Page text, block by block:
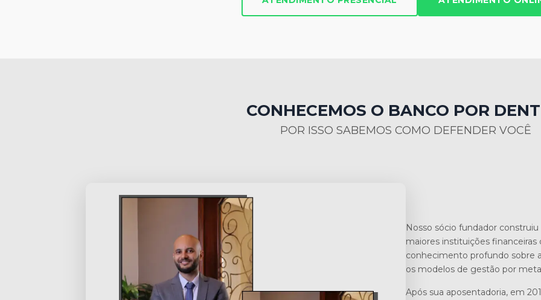
CONHECEMOS O BANCO POR
POR ISSO SABEMOS COMO DEFENDER VOCÊ
Nosso sócio fundador
maiores instituições financeiras
conhecimento profundo sobre
os modelos de gestão por
Após sua aposentadoria, em